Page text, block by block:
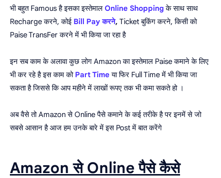
भी बहुत Famous है इसका इस्तेमाल Online Shoppingके साथ साथ
Recharge करने, कोई Bill Pay करने, Ticket बुकिंग करने, किसी को
Paise TransFer करने में भी किया जा रहा है
इन सब काम के अलावा कुछ लोग Amazon का इस्तेमाल Paise कमाने के लिए
भी कर रहे है इस काम को Part Timeया फिर Full Time में भी किया जा
सकता है जिससे कि आप महीने में लाखों रूपए तक भी कमा सकते हो ।
अब वैसे तो Amazon से Online पैसे कमाने के कई तरीके है पर इनमें से जो
सबसे आसान है आज हम उनके बारे में इस Post में बात करेंगे
Amazon से Online पैसे कैसे